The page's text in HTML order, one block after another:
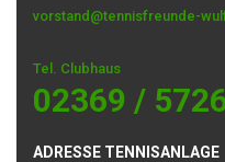
vorstand@tennisfreunde-
Tel. Clubhaus
02369 /
ADRESSE TENNISANLAGE